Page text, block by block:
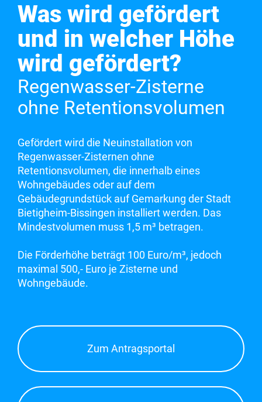
Was wird gefördert
und in welcher Höhe
wird gefördert?
Regenwasser-Zisterne
ohne Retentionsvolumen
Gefördert wird die Neuinstallation von
Regenwasser-Zisternen ohne
Retentionsvolumen, die innerhalb eines
Wohngebäudes oder auf dem
Gebäudegrundstück auf Gemarkung der Stadt
Bietigheim-Bissingen installiert werden. Das
Mindestvolumen muss 1,5 m³ betragen.
Die Förderhöhe beträgt 100 Euro/m³, jedoch
maximal 500,- Euro je Zisterne und
Wohngebäude.
Zum Antragsportal